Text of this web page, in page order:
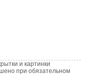
и картинки
при обязательном